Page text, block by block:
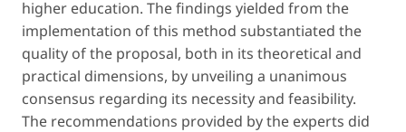
higher education. The findings yielded from the
implementation of this method substantiated the
quality of the proposal, both in its theoretical and
practical dimensions, by unveiling a unanimous
consensus regarding its necessity and feasibility.
The recommendations provided by the experts did